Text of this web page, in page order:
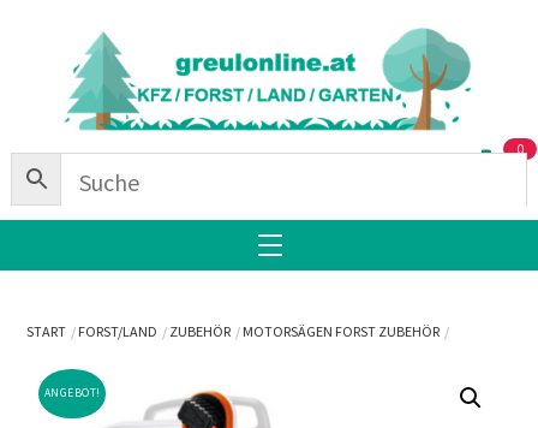
0
Menu
START FORST/LAND ZUBEHÖR MOTORSÄGEN FORST ZUBEHÖR
ANGEBOT!
To
Top